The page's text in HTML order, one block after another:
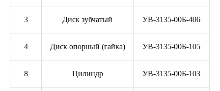
3 Диск зубчатый УВ-3135-00Б-406
4 Диск опорный (гайка) УВ-3135-00Б-105
8 Цилиндр УВ-3135-00Б-103